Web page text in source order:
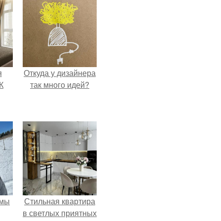
Откуда у дизайнера
так много идей?
Стильная квартира
в светлых приятных